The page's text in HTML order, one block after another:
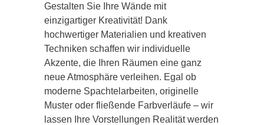
Gestalten Sie Ihre Wände mit
einzigartiger Kreativität! Dank
hochwertiger Materialien und kreativen
Techniken schaffen wir individuelle
Akzente, die Ihren Räumen eine ganz
neue Atmosphäre verleihen. Egal ob
moderne Spachtelarbeiten, originelle
Muster oder fließende Farbverläufe – wir
lassen Ihre Vorstellungen Realität werden